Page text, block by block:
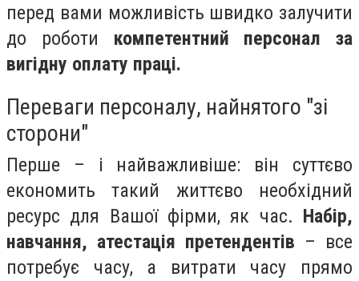
перед вами можливість швидко залучити
до роботи компетентний персонал за
вигідну оплату праці.
Переваги персоналу, найнятого "зі
сторони"
Перше – і найважливіше: він суттєво
економить такий життєво необхідний
ресурс для Вашої фірми, як час. Набір,
навчання, атестація претендентів – все
потребує часу, а витрати часу прямо